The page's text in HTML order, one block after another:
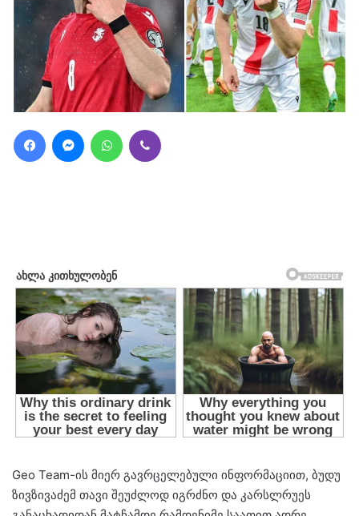
FacebookMessengerWhatsApp
Geo Team-ის მიერ გავრცელებული ინფორმაციით, ბუდუ
ზივზივაძემ თავი შეუძლოდ იგრძნო და კარსლრუეს